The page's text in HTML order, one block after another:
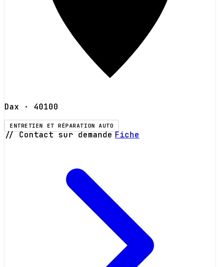
Dax · 40100
ENTRETIEN ET RÉPARATION AUTO
// Contact sur demande Fiche